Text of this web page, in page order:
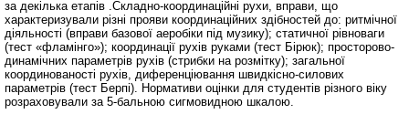
за декілька етапів .Складно-координаційні рухи, вправи, що
характеризували різні прояви координаційних здібностей до: ритмічної
діяльності (вправи базової аеробіки під музику); статичної рівноваги
(тест «фламінго»); координації рухів руками (тест Бірюк); просторово-
динамічних параметрів рухів (стрибки на розмітку); загальної
координованості рухів, диференціювання швидкісно-силових
параметрів (тест Берпі). Нормативи оцінки для студентів різного віку
розраховували за 5-бальною сигмовидною шкалою.